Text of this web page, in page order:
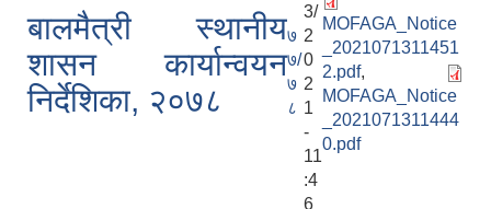
बालमैत्री स्थानीय
शासन कार्यान्वयन
निर्देशिका, २०७८
७
७/
७
८
3/
2
0
2
1
-
11
:4
6
MOFAGA_Notice
_2021071311451
2.pdf,
MOFAGA_Notice
_2021071311444
0.pdf